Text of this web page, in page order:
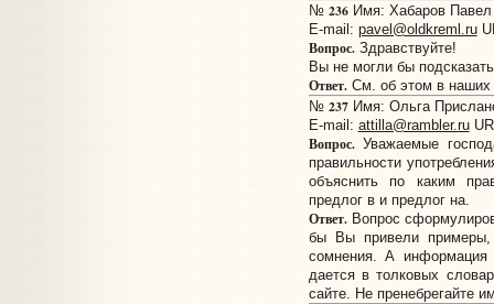
№ 236Имя: Хабаров Павел
E-mail: pavel@oldkreml.ru
Вопрос.Здравствуйте!
Вы не могли бы
Ответ.См. об этом в наших
№ 237Имя: Ольга
E-mail: attilla@rambler.ru
Вопрос.Уважаемые
правильности
объяснить по каким
предлог в и предлог на.
Ответ.Вопрос
бы Вы привели примеры,
сомнения. А
дается в толковых
сайте. Не пренебрегайте